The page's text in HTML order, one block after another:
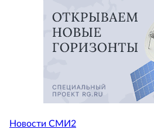
Новости СМИ2